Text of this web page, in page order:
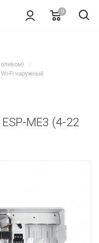
0
Wi-Fi наружный
ME3 (4-22